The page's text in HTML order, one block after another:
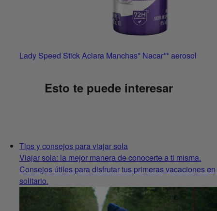
Lady Speed Stick Aclara Manchas* Nacar** aerosol
Esto te puede interesar
Tips y consejos para viajar sola
Viajar sola: la mejor manera de conocerte a ti misma.
Consejos útiles para disfrutar tus primeras vacaciones en
solitario.